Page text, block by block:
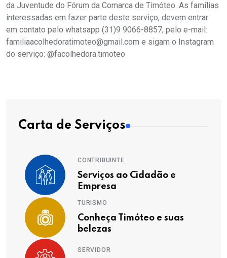
da Juventude do Fórum da Comarca de Timóteo. As famílias
interessadas em fazer parte deste serviço, devem entrar
em contato pelo whatsapp (31)9 9066-8857, pelo e-mail:
familiaacolhedoratimoteo@gmail.com e sigam o Instagram
do serviço: @facolhedora.timoteo
Carta de Serviços
CONTRIBUINTE
Serviços ao Cidadão e
Empresa
TURISMO
Conheça Timóteo e suas
belezas
SERVIDOR